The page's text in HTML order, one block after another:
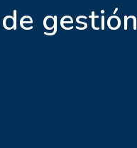
gestión